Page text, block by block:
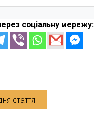
соціальну мережу:
стаття